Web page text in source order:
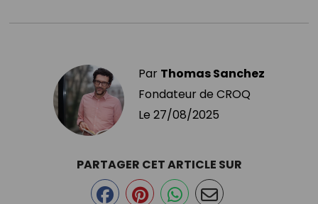
Par Thomas Sanchez
Fondateur de CROQ
Le 27/08/2025
PARTAGER CET ARTICLE SUR